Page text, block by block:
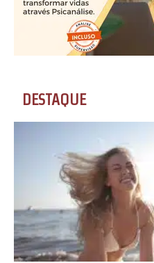
DESTAQUE